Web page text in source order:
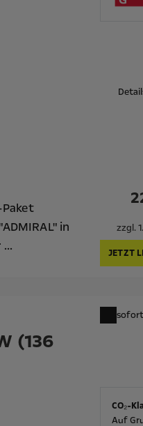
in
zzgl.
JETZT
(136
CO₂-
Auf